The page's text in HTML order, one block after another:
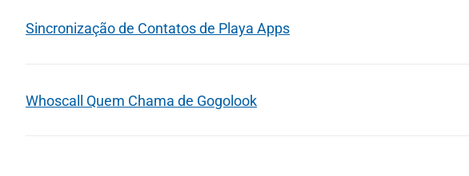
Sincronização de Contatos de Playa Apps
Whoscall Quem Chama de Gogolook